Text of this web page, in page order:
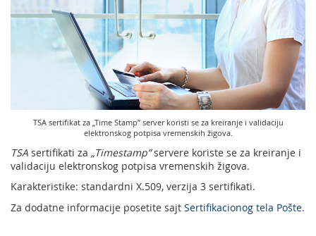
Pravilno adresovanje
Poštanski adresni kod (PAK)
Spisak zabranjenih artikala za uvoz
Podrška nagradnim igrama
Sudske taksene marke
Geografski informacioni sistem (GIS)
TSA sertifikat za „Time Stamp” server koristi se za kreiranje i validaciju
elektronskog potpisa vremenskih žigova.
TSA sertifikati za „Timestamp”servere koriste se za kreiranje i
validaciju elektronskog potpisa vremenskih žigova.
Karakteristike: standardni X.509, verzija 3 sertifikati.
Za dodatne informacije posetite sajt Sertifikacionog tela Pošte.